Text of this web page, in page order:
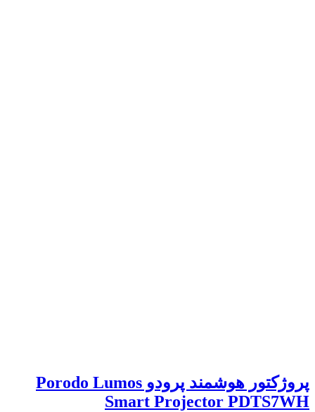
پروژکتور هوشمند پرودو Porodo Lumos
Smart Projector PDTS7WH